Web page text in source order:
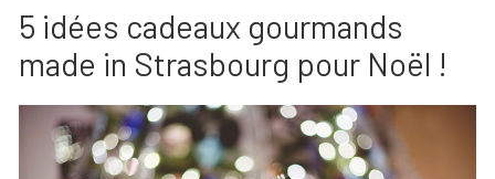
5 idées cadeaux gourmands
made in Strasbourg pour Noël !